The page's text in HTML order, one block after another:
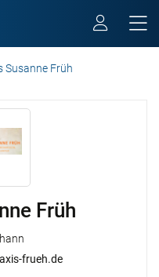
Susanne Früh
Früh
frueh.de